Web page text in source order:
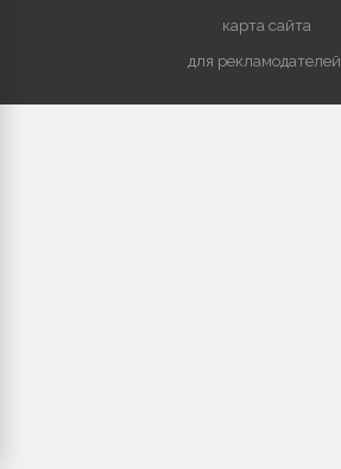
карта сайта
для рекламодателей